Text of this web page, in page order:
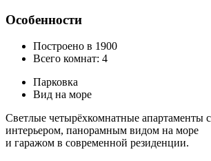
Особенности
Построено в 1900
Всего комнат: 4
Парковка
Вид на море
Светлые четырёхкомнатные апартаменты
интерьером, панорамным видом на море
и гаражом в современной резиденции.